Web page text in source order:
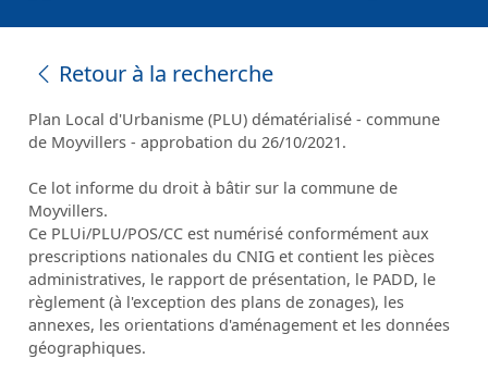
Retour à la recherche
Plan Local d'Urbanisme (PLU) dématérialisé - commune
de Moyvillers - approbation du 26/10/2021.
Ce lot informe du droit à bâtir sur la commune de
Moyvillers.
Ce PLUi/PLU/POS/CC est numérisé conformément aux
prescriptions nationales du CNIG et contient les pièces
administratives, le rapport de présentation, le PADD, le
règlement (à l'exception des plans de zonages), les
annexes, les orientations d'aménagement et les données
géographiques.